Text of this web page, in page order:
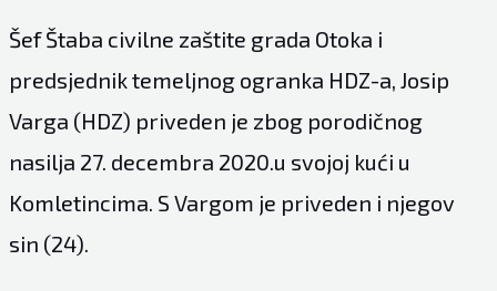
Šef Štaba civilne zaštite grada Otoka i
predsjednik temeljnog ogranka HDZ-a, Josip
Varga (HDZ) priveden je zbog porodičnog
nasilja 27. decembra 2020.u svojoj kući u
Komletincima. S Vargom je priveden i njegov
sin (24).